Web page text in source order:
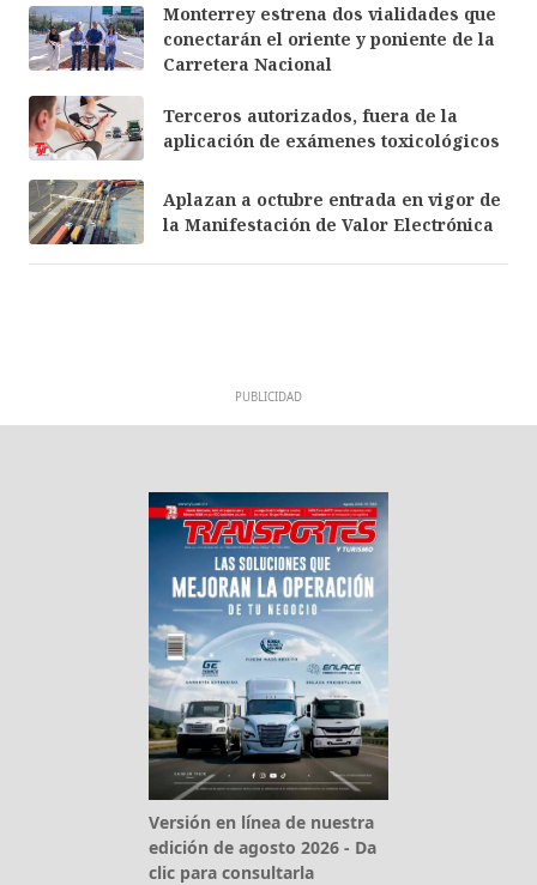
Monterrey estrena dos vialidades que
conectarán el oriente y poniente de la
Carretera Nacional
Terceros autorizados, fuera de la
aplicación de exámenes toxicológicos
Aplazan a octubre entrada en vigor de
la Manifestación de Valor Electrónica
PUBLICIDAD
Versión en línea de nuestra
edición de agosto 2026 - Da
clic para consultarla